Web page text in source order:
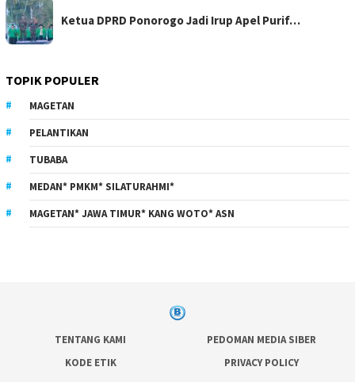
Ketua DPRD Ponorogo Jadi Irup Apel Purif…
TOPIK POPULER
MAGETAN
PELANTIKAN
TUBABA
MEDAN* PMKM* SILATURAHMI*
MAGETAN* JAWA TIMUR* KANG WOTO* ASN
TENTANG KAMI
PEDOMAN MEDIA SIBER
KODE ETIK
PRIVACY POLICY